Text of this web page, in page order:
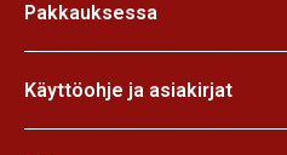
Pakkauksessa
Käyttöohje ja asiakirjat